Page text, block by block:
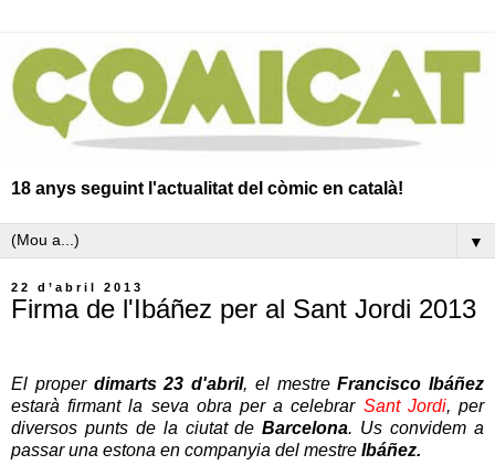
18 anys seguint l'actualitat del còmic en català!
▼
22 d’abril 2013
Firma de l'Ibáñez per al Sant Jordi 2013
El proper dimarts 23 d'abril, el mestreFrancisco Ibáñez
estarà firmant la seva obra per a celebrar Sant Jordi, per
diversos punts de la ciutat deBarcelona. Us convidem a
passar una estona en companyia del mestre Ibáñez.